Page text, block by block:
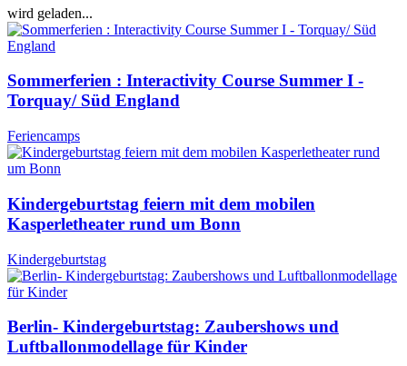
wird geladen...
Sommerferien : Interactivity Course Summer I -
Torquay/ Süd England
Feriencamps
Kindergeburtstag feiern mit dem mobilen
Kasperletheater rund um Bonn
Kindergeburtstag
Berlin- Kindergeburtstag: Zaubershows und
Luftballonmodellage für Kinder